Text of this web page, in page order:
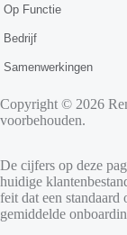
Op Functie
Bedrijf
Samenwerkingen
Copyright © 2026
voorbehouden.
De cijfers op deze
huidige
feit dat een standaard
gemiddelde